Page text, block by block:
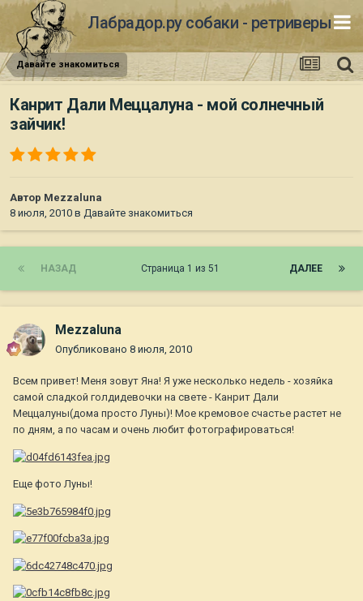
Лабрадор.ру собаки - ретриверы
Давайте знакомиться
Канрит Дали Меццалуна - мой солнечный
зайчик!
Автор Mezzaluna
8 июля, 2010 в Давайте знакомиться
НАЗАД ДАЛЕЕ
Страница 1 из 51
Mezzaluna
Опубликовано 8 июля, 2010
Всем привет! Меня зовут Яна! Я уже несколько недель - хозяйка
самой сладкой голдидевочки на свете - Канрит Дали
Меццалуны(дома просто Луны)! Мое кремовое счастье растет не
по дням, а по часам и очень любит фотографироваться!
Еще фото Луны!